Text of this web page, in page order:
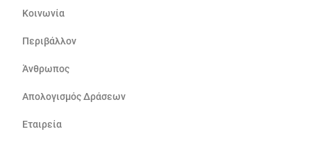
Κοινωνία
Περιβάλλον
Άνθρωπος
Απολογισμός Δράσεων
Εταιρεία